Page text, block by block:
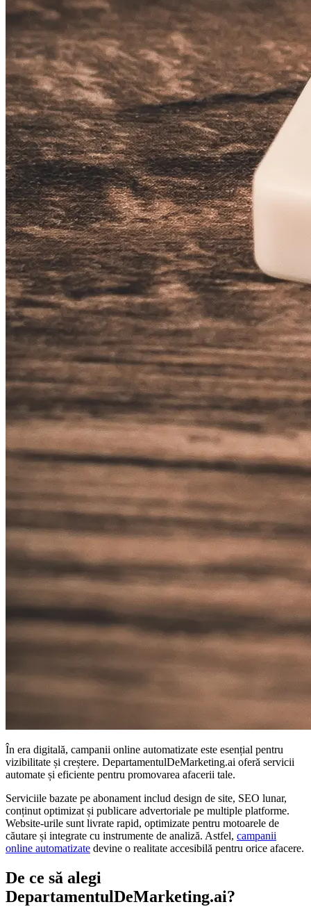
În era digitală, campanii online automatizate este esențial pentru
vizibilitate și creștere. DepartamentulDeMarketing.ai oferă servicii
automate și eficiente pentru promovarea afacerii tale.
Serviciile bazate pe abonament includ design de site, SEO lunar,
conținut optimizat și publicare advertoriale pe multiple platforme.
Website-urile sunt livrate rapid, optimizate pentru motoarele de
căutare și integrate cu instrumente de analiză. Astfel, campanii
online automatizate devine o realitate accesibilă pentru orice afacere.
De ce să alegi
DepartamentulDeMarketing.ai?